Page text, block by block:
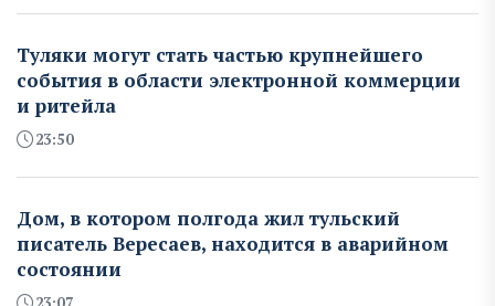
Туляки могут стать частью крупнейшего
события в области электронной коммерции
и ритейла
23:50
Дом, в котором полгода жил тульский
писатель Вересаев, находится в аварийном
состоянии